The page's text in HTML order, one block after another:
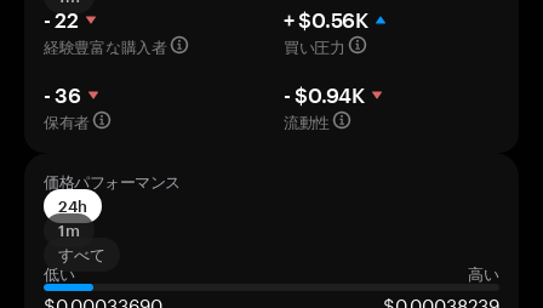
- 22
経験豊富な購入者
+ $0.56K
買い圧力
- 36
保有者
- $0.94K
流動性
価格パフォーマンス
24h
1m
すべて
低い
高い